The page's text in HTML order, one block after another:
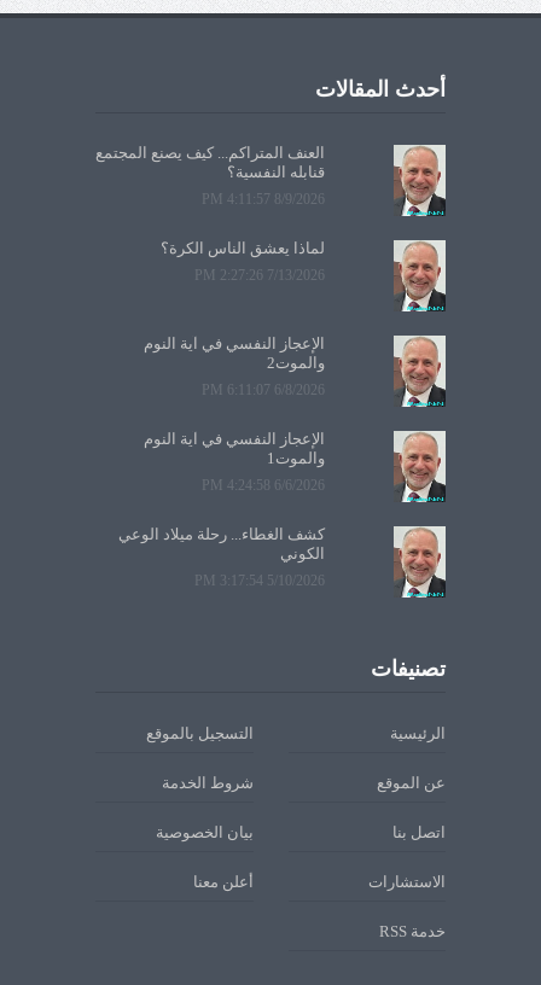
أحدث المقالات
العنف المتراكم... كيف يصنع المجتمع
قنابله النفسية؟
8/9/2026 4:11:57 PM
لماذا يعشق الناس الكرة؟
7/13/2026 2:27:26 PM
الإعجاز النفسي في آية النوم
والموت2
6/8/2026 6:11:07 PM
الإعجاز النفسي في آية النوم
والموت1
6/6/2026 4:24:58 PM
كشف الغطاء... رحلة ميلاد الوعي
الكوني
5/10/2026 3:17:54 PM
تصنيفات
الرئيسية التسجيل بالموقع
عن الموقع شروط الخدمة
اتصل بنا بيان الخصوصية
الاستشارات أعلن معنا
خدمة RSS